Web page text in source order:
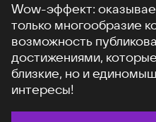
Wow-эффект:
только многообразие
возможность
достижениями,
близкие, но и
интересы!